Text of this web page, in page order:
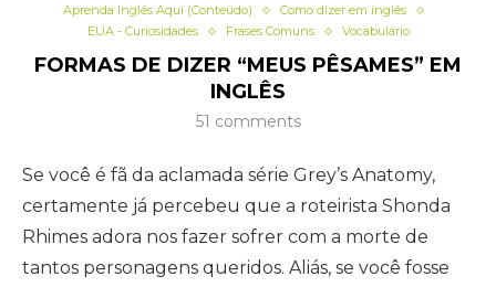
Aprenda Inglês Aqui (Conteúdo)
Como dizer em inglês
EUA - Curiosidades
Frases Comuns Vocabulário
FORMAS DE DIZER “MEUS PÊSAMES” EM
INGLÊS
51 comments
Se você é fã da aclamada série Grey’s Anatomy,
certamente já percebeu que a roteirista Shonda
Rhimes adora nos fazer sofrer com a morte de
tantos personagens queridos. Aliás, se você fosse